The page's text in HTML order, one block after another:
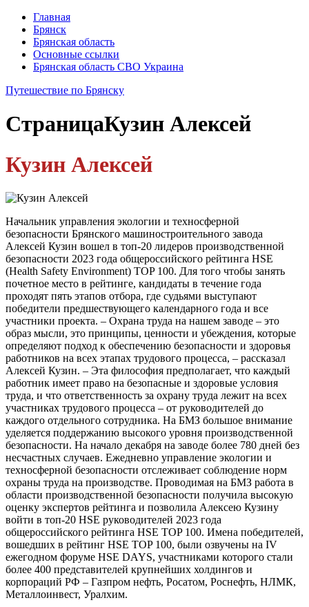
Главная
Брянск
Брянская область
Основные ссылки
Брянская область СВО Украина
Путешествие по Брянску
СтраницаКузин Алексей
Кузин Алексей
Начальник управления экологии и техносферной
безопасности Брянского машиностроительного завода
Алексей Кузин вошел в топ-20 лидеров производственной
безопасности 2023 года общероссийского рейтинга HSE
(Health Safety Environment) TOP 100. Для того чтобы занять
почетное место в рейтинге, кандидаты в течение года
проходят пять этапов отбора, где судьями выступают
победители предшествующего календарного года и все
участники проекта. – Охрана труда на нашем заводе – это
образ мысли, это принципы, ценности и убеждения, которые
определяют подход к обеспечению безопасности и здоровья
работников на всех этапах трудового процесса, – рассказал
Алексей Кузин. – Эта философия предполагает, что каждый
работник имеет право на безопасные и здоровые условия
труда, и что ответственность за охрану труда лежит на всех
участниках трудового процесса – от руководителей до
каждого отдельного сотрудника. На БМЗ большое внимание
уделяется поддержанию высокого уровня производственной
безопасности. На начало декабря на заводе более 780 дней без
несчастных случаев. Ежедневно управление экологии и
техносферной безопасности отслеживает соблюдение норм
охраны труда на производстве. Проводимая на БМЗ работа в
области производственной безопасности получила высокую
оценку экспертов рейтинга и позволила Алексею Кузину
войти в топ-20 HSE руководителей 2023 года
общероссийского рейтинга HSE TOP 100. Имена победителей,
вошедших в рейтинг HSE TOP 100, были озвучены на IV
ежегодном форуме HSE DAYS, участниками которого стали
более 400 представителей крупнейших холдингов и
корпораций РФ – Газпром нефть, Росатом, Роснефть, НЛМК,
Металлоинвест, Уралхим.